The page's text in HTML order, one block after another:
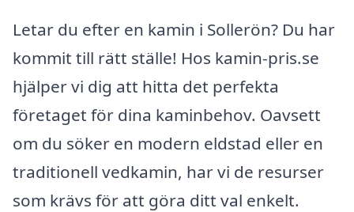
Letar du efter en kamin i Sollerön? Du har
kommit till rätt ställe! Hos kamin-pris.se
hjälper vi dig att hitta det perfekta
företaget för dina kaminbehov. Oavsett
om du söker en modern eldstad eller en
traditionell vedkamin, har vi de resurser
som krävs för att göra ditt val enkelt.